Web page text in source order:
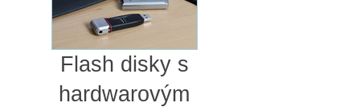
Flash disky s
hardwarovým